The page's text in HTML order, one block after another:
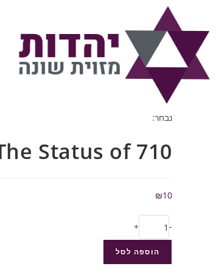
נבחר:
710 The Status of…
₪10
-
+
הוספה לסל